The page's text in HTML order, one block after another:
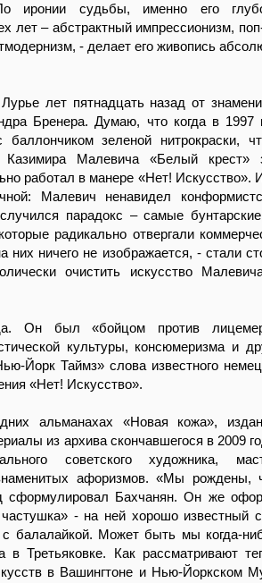
иронии судьбы, именно его
лет – абстрактный импрессионизм,
- делает его живопись
лет пятнадцать назад от
Бренера. Думаю, что когда в 1997
зеленой нитрокраски,
Казимира Малевича «Белый крест»
работал в манере «Нет! Искусство».
Малевич ненавидел
парадокс – самые
радикально отвергали
них ничего не изображается, - стали
очистить искусство
Он был «бойцом против
культуры, консюмеризма и
Йорк Таймз» слова известного
«Нет! Искусство».
альманахах «Новая кожа»,
из архива скончавшегося в 2009
советского художника,
афоризмов. «Мы рождены,
сформулировал Бахчанян. Он же
- на ней хорошо известный
балалайкой. Может быть мы когда-
Третьяковке. Как рассматривают
в Вашингтоне и Нью-Йоркском